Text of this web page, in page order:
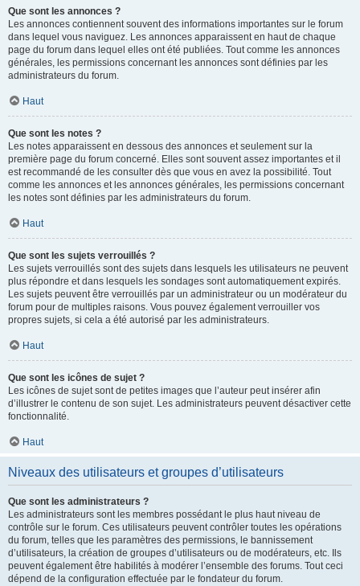
Que sont les annonces ?
Les annonces contiennent souvent des informations importantes sur le forum
dans lequel vous naviguez. Les annonces apparaissent en haut de chaque
page du forum dans lequel elles ont été publiées. Tout comme les annonces
générales, les permissions concernant les annonces sont définies par les
administrateurs du forum.
Haut
Que sont les notes ?
Les notes apparaissent en dessous des annonces et seulement sur la
première page du forum concerné. Elles sont souvent assez importantes et il
est recommandé de les consulter dès que vous en avez la possibilité. Tout
comme les annonces et les annonces générales, les permissions concernant
les notes sont définies par les administrateurs du forum.
Haut
Que sont les sujets verrouillés ?
Les sujets verrouillés sont des sujets dans lesquels les utilisateurs ne peuvent
plus répondre et dans lesquels les sondages sont automatiquement expirés.
Les sujets peuvent être verrouillés par un administrateur ou un modérateur du
forum pour de multiples raisons. Vous pouvez également verrouiller vos
propres sujets, si cela a été autorisé par les administrateurs.
Haut
Que sont les icônes de sujet ?
Les icônes de sujet sont de petites images que l’auteur peut insérer afin
d’illustrer le contenu de son sujet. Les administrateurs peuvent désactiver cette
fonctionnalité.
Haut
Niveaux des utilisateurs et groupes d’utilisateurs
Que sont les administrateurs ?
Les administrateurs sont les membres possédant le plus haut niveau de
contrôle sur le forum. Ces utilisateurs peuvent contrôler toutes les opérations
du forum, telles que les paramètres des permissions, le bannissement
d’utilisateurs, la création de groupes d’utilisateurs ou de modérateurs, etc. Ils
peuvent également être habilités à modérer l’ensemble des forums. Tout ceci
dépend de la configuration effectuée par le fondateur du forum.